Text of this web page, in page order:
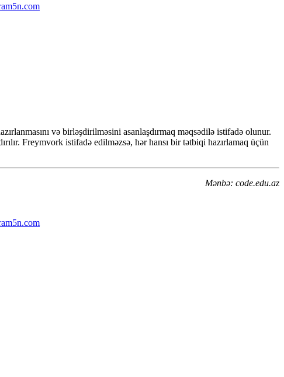
və birləşdirilməsini asanlaşdırmaq məqsədilə istifadə olunur.
Freymvork istifadə edilməzsə, hər hansı bir tətbiqi hazırlamaq üçün
Mənbə: code.edu.az